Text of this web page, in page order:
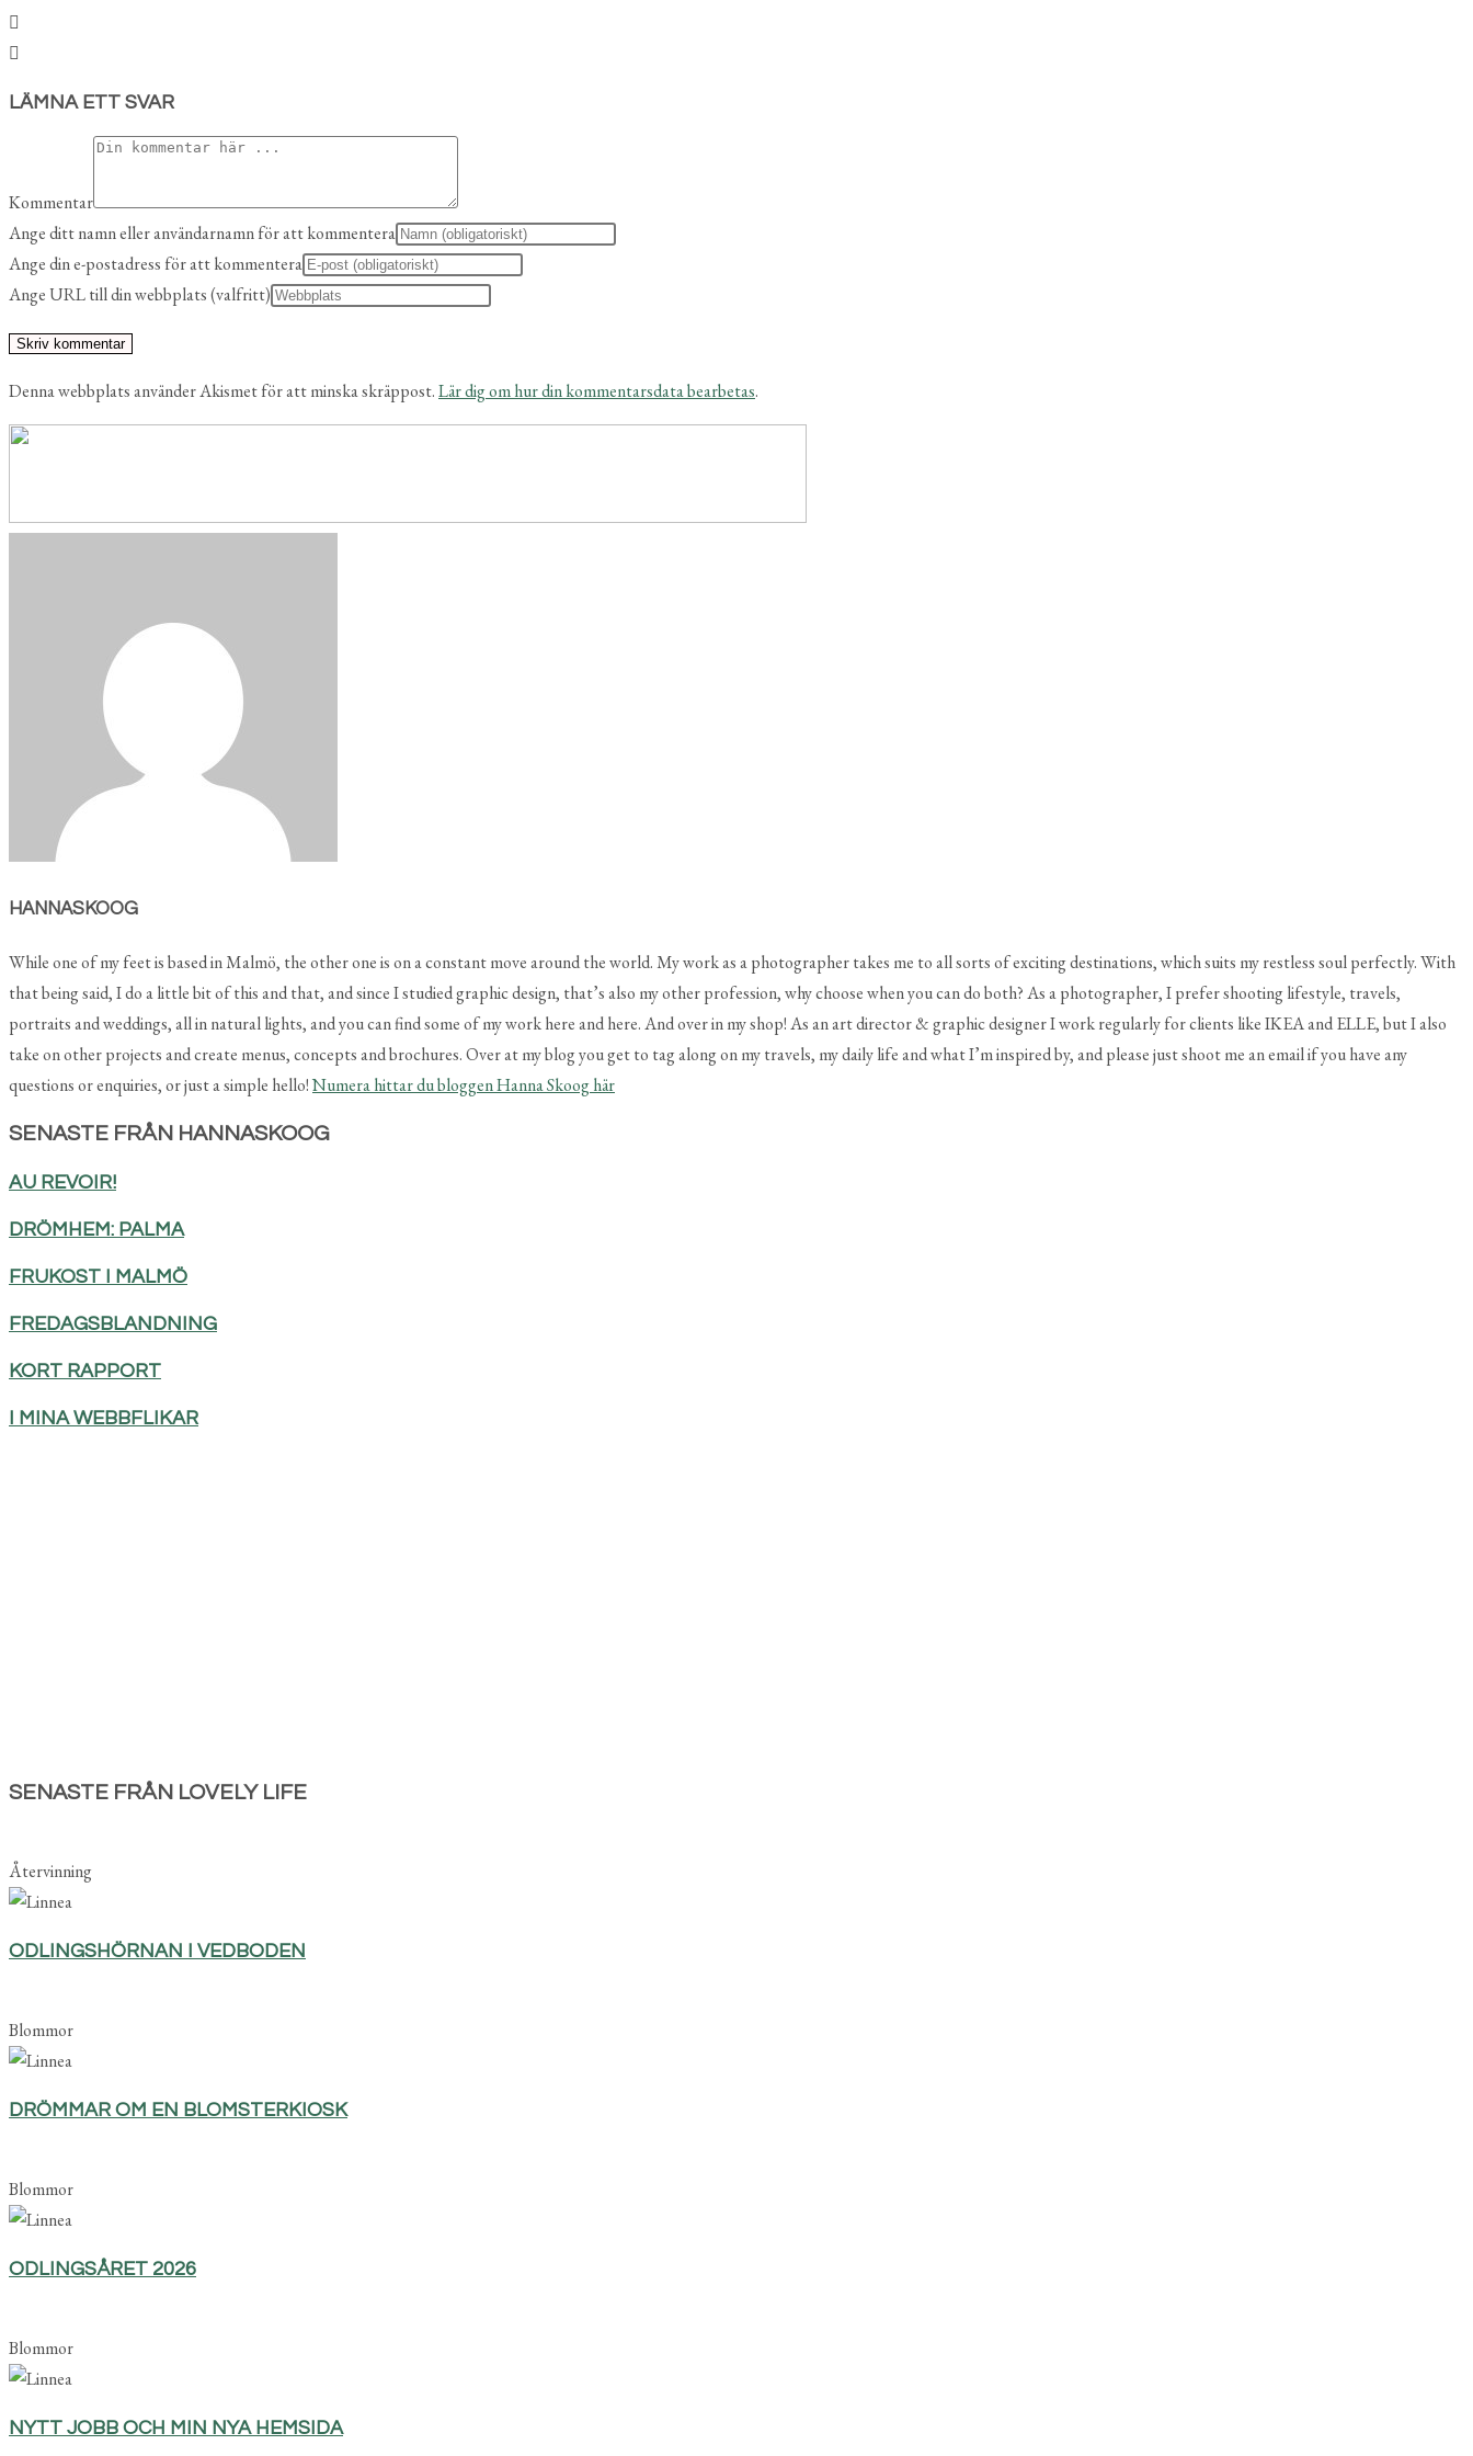
LÄMNA ETT SVAR
Kommentar
Ange ditt namn eller användarnamn för att kommentera
Ange din e-postadress för att kommentera
Ange URL till din webbplats (valfritt)
Denna webbplats använder Akismet för att minska skräppost.Lär dig om hur din kommentarsdata bearbetas.
HANNASKOOG
While one of my feet is based in Malmö, the other one is on a constant move around the world. My work as a photographer takes me to all sorts of exciting destinations, which suits my restless soul perfectly. With
that being said, I do a little bit of this and that, and since I studied graphic design, that’s also my other profession, why choose when you can do both? As a photographer, I prefer shooting lifestyle, travels,
portraits and weddings, all in natural lights, and you can find some of my work here and here. And over in my shop! As an art director & graphic designer I work regularly for clients like IKEA and ELLE, but I also
take on other projects and create menus, concepts and brochures. Over at my blog you get to tag along on my travels, my daily life and what I’m inspired by, and please just shoot me an email if you have any
questions or enquiries, or just a simple hello!Numera hittar du bloggen Hanna Skoog här
SENASTE FRÅN HANNASKOOG
AU REVOIR!
DRÖMHEM: PALMA
FRUKOST I MALMÖ
FREDAGSBLANDNING
KORT RAPPORT
I MINA WEBBFLIKAR
SENASTE FRÅN LOVELY LIFE
Återvinning
ODLINGSHÖRNAN I VEDBODEN
Blommor
DRÖMMAR OM EN BLOMSTERKIOSK
Blommor
ODLINGSÅRET 2026
Blommor
NYTT JOBB OCH MIN NYA HEMSIDA